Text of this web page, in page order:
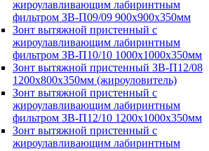
жироулавливающим лабиринтным
фильтром ЗВ-П09/09 900х900х350мм
Зонт вытяжной пристенный с
жироулавливающим лабиринтным
фильтром ЗВ-П10/10 1000х1000х350мм
Зонт вытяжной пристенный ЗВ-П12/08
1200х800х350мм (жироуловитель)
Зонт вытяжной пристенный с
жироулавливающим лабиринтным
фильтром ЗВ-П12/10 1200х1000х350мм
Зонт вытяжной пристенный с
жироулавливающим лабиринтным